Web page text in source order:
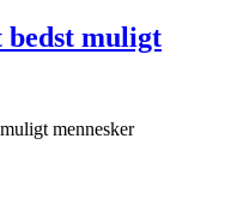
muligt
mennesker